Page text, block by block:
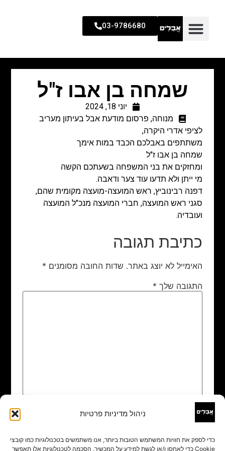
ניהול מדיניות פרטיות
כדי לספק את חוויות המשתמש הטובות ביותר, אנו משתמשים בטכנולוגיות כמו קובצי
Cookie כדי לאחסן ו/או לגשת למידע על המכשיר. הסכמה לטכנולוגיות אלו תאפשר
03-9786680
שמחה בן אבו ז"ל
יוני 18, 2024
מנוחה, פרסום מודעת אבל בעיתון מעריב
לציפי אדרי היקרה,
משתתפים באבלכם הכבד במות אימך
שמחה בן אבו ז"ל
ומחזקים את בני המשפחה בשעתכם הקשה
מי ייתן ולא תדעו עוד צער ודאבה.
דפנה רבינוביץ, ראש המועצה-מועצה מקומית שהם,
סגני ראש המועצה, חברי המועצה מנכ"ל המועצה
ועובדיה.
כתיבת תגובה
האימייל לא יוצג באתר. שדות החובה מסומנים *
התגובה שלך *
שם